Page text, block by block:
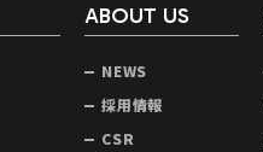
ABOUT US
NEWS
採用情報
CSR